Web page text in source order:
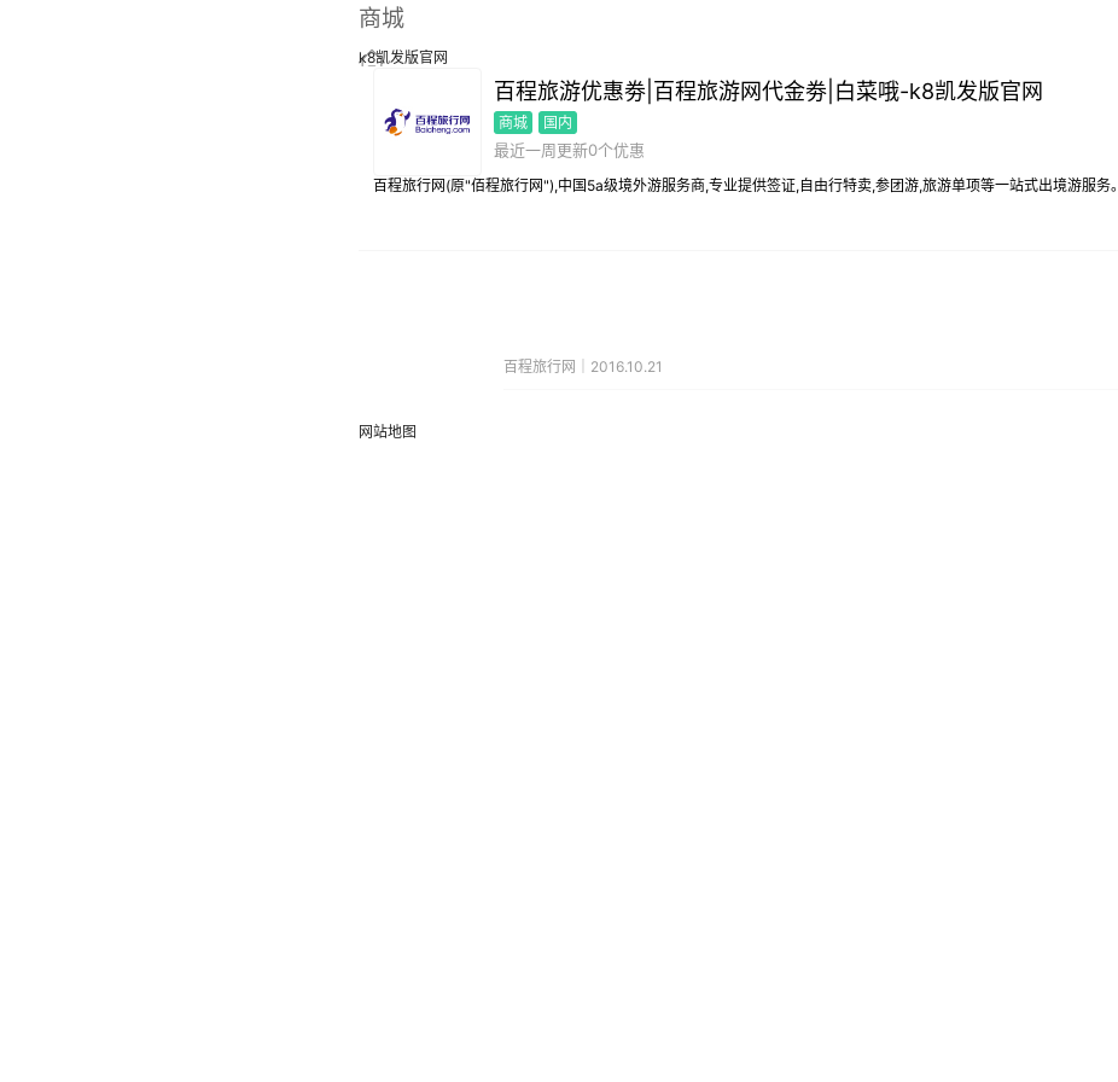
商城
k8凯发版官网
百程旅游优惠劵|百程旅游网代金劵|白菜哦-k8凯发版官网
商城 国内
最近一周更新0个优惠
百程旅行网(原"佰程旅行网"),中国5a级境外游服务商,专业提供签证,自由行特卖,参团游,旅游单项等一站式出境游服务。
百程旅行网｜2016.10.21
网站地图